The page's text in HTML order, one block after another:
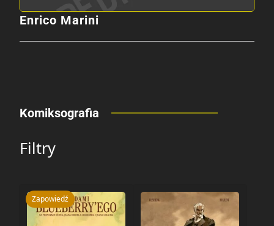
Enrico Marini
Komiksografia
Filtry
Zapowiedź